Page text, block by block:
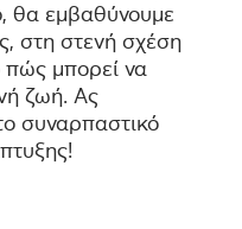
θα εμβαθύνουμε
στη στενή σχέση
πώς μπορεί να
ζωή. Ας
συναρπαστικό